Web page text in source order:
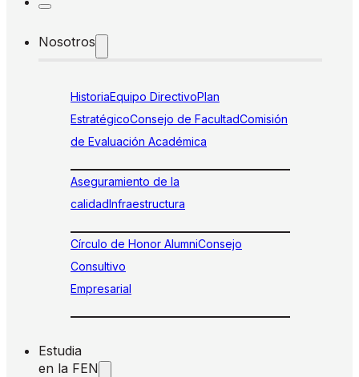
Nosotros
HistoriaEquipo DirectivoPlan
EstratégicoConsejo de FacultadComisión
de Evaluación Académica
Aseguramiento de la
calidadInfraestructura
Círculo de Honor AlumniConsejo
Consultivo
Empresarial
Estudia
en la FEN